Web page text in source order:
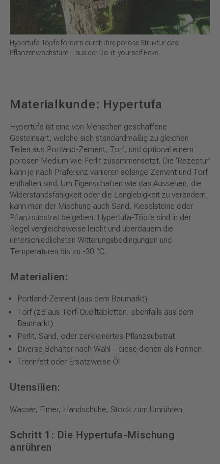
Hypertufa Töpfe fördern durch ihre poröse Struktur das
Pflanzenwachstum – aus der Do-it-yourself Ecke
Materialkunde: Hypertufa
Hypertufa ist eine von Menschen geschaffene
Gesteinsart, welche sich standardmäßig zu gleichen
Teilen aus Portland-Zement, Torf, und optional einem
porösen Medium wie Perlit zusammensetzt. Die ‘Rezeptur’
kann je nach Präferenz variieren solange Zement und Torf
enthalten sind. Um Eigenschaften wie das Aussehen, die
Widerstandsfähigkeit oder die Langlebigkeit zu verändern,
kann man der Mischung auch Sand, Kieselsteine oder
Pflanzsubstrat beigeben. Hypertufa-Töpfe sind in der
Regel vergleichsweise leicht und überdauern die
unterschiedlichsten Witterungsbedingungen und
Temperaturen bis zu -30 °C.
Materialien:
Portland-Zement (aus dem Baumarkt)
Torf (zB aus Torf-Quelltabletten, ebenfalls aus dem
Baumarkt)
Perlit, Sand, oder zerkleinertes Pflanzsubstrat
Diverse Behälter nach Wahl – diese dienen als Formen
Trennfett oder Ersatzweise Öl
Utensilien:
Wasser, Eimer, Handschuhe, Stock zum Umrühren
Schritt 1: Die Hypertufa-Mischung
anrühren